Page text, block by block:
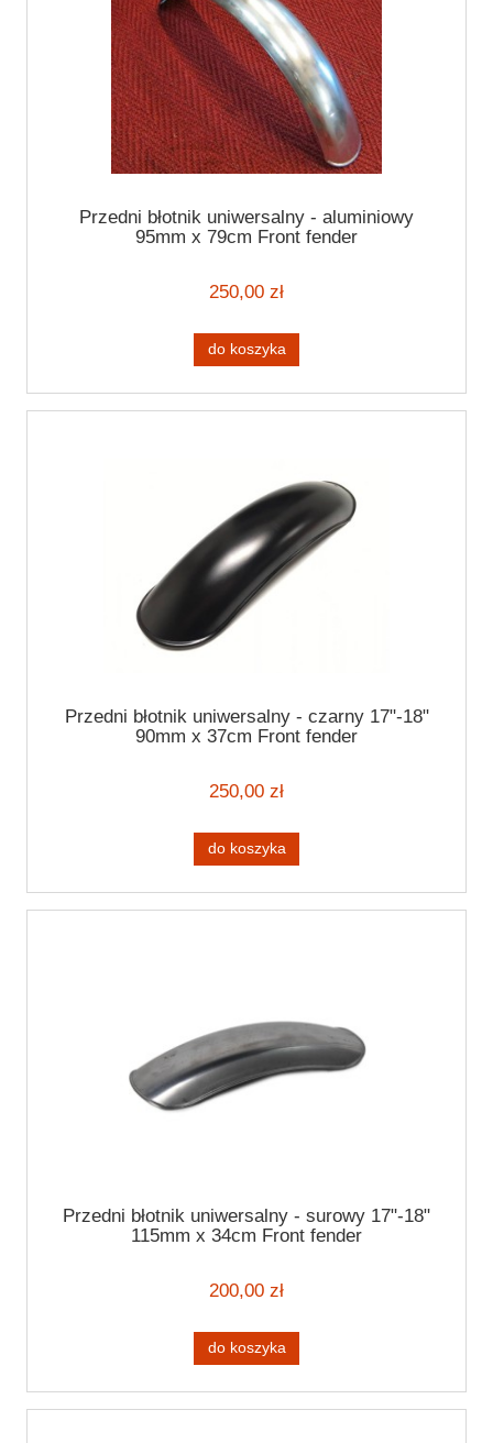
Przedni błotnik uniwersalny - aluminiowy
95mm x 79cm Front fender
250,00 zł
do koszyka
Przedni błotnik uniwersalny - czarny 17"-18"
90mm x 37cm Front fender
250,00 zł
do koszyka
Przedni błotnik uniwersalny - surowy 17"-18"
115mm x 34cm Front fender
200,00 zł
do koszyka